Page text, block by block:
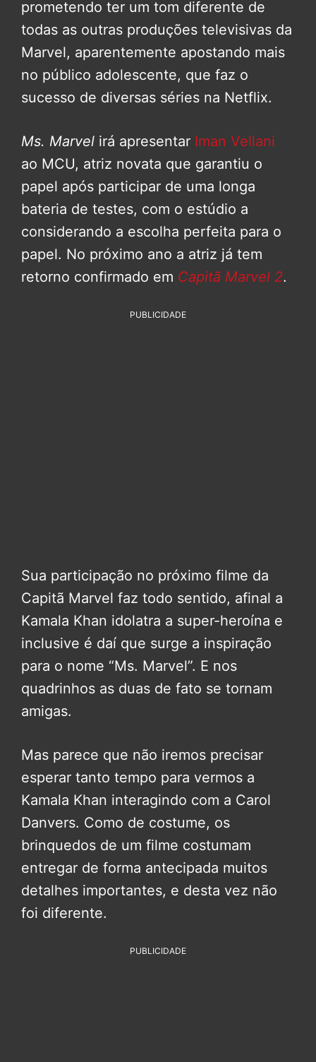
prometendo ter um tom diferente de
todas as outras produções televisivas da
Marvel, aparentemente apostando mais
no público adolescente, que faz o
sucesso de diversas séries na Netflix.
Ms. Marvel irá apresentar Iman Vellani
ao MCU, atriz novata que garantiu o
papel após participar de uma longa
bateria de testes, com o estúdio a
considerando a escolha perfeita para o
papel. No próximo ano a atriz já tem
retorno confirmado em Capitã Marvel 2.
PUBLICIDADE
Sua participação no próximo filme da
Capitã Marvel faz todo sentido, afinal a
Kamala Khan idolatra a super-heroína e
inclusive é daí que surge a inspiração
para o nome “Ms. Marvel”. E nos
quadrinhos as duas de fato se tornam
amigas.
Mas parece que não iremos precisar
esperar tanto tempo para vermos a
Kamala Khan interagindo com a Carol
Danvers. Como de costume, os
brinquedos de um filme costumam
entregar de forma antecipada muitos
detalhes importantes, e desta vez não
foi diferente.
PUBLICIDADE